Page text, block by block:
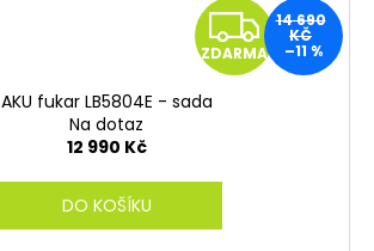
Z
D
ZDARMA
14 690
KČ
–11 %
AKU fukar LB5804E - sada
Na dotaz
12 990 Kč
DO KOŠÍKU